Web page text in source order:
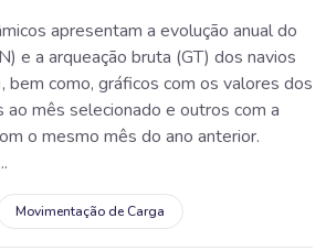
apresentam a evolução anual do
e a arqueação bruta (GT) dos navios
bem como, gráficos com os valores dos
mês selecionado e outros com a
o mesmo mês do ano anterior.
Movimentação de Carga